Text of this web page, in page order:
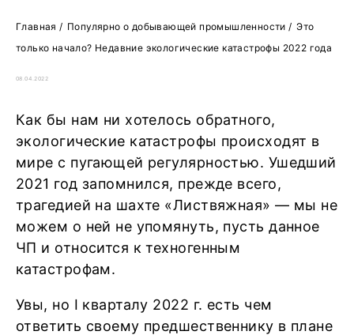
Главная / Популярно о добывающей промышленности/ Это
только начало? Недавние экологические катастрофы 2022 года
08.04.2022
Как бы нам ни хотелось обратного,
экологические катастрофы происходят в
мире с пугающей регулярностью. Ушедший
2021 год запомнился, прежде всего,
трагедией на шахте «Листвяжная» — мы не
можем о ней не упомянуть, пусть данное
ЧП и относится к техногенным
катастрофам.
Увы, но I кварталу 2022 г. есть чем
ответить своему предшественнику в плане